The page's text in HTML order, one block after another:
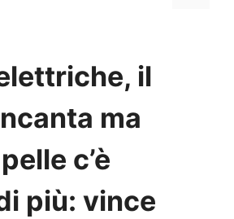
il
ma
c’è
più: vince